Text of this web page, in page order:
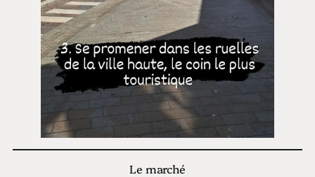
Le marché